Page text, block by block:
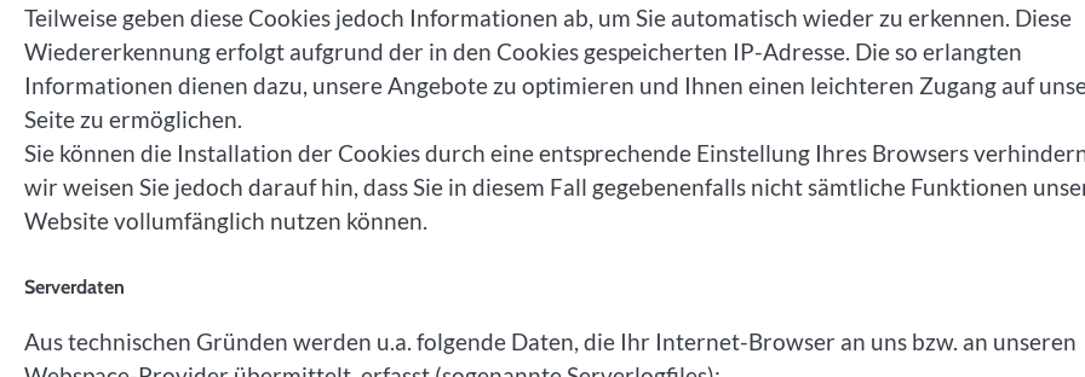
Teilweise geben diese Cookies jedoch Informationen ab, um Sie automatisch wieder zu erkennen. Diese
Wiedererkennung erfolgt aufgrund der in den Cookies gespeicherten IP-Adresse. Die so erlangten
Informationen dienen dazu, unsere Angebote zu optimieren und Ihnen einen leichteren Zugang auf
Seite zu ermöglichen.
Sie können die Installation der Cookies durch eine entsprechende Einstellung Ihres Browsers
wir weisen Sie jedoch darauf hin, dass Sie in diesem Fall gegebenenfalls nicht sämtliche Funktionen
Website vollumfänglich nutzen können.
Serverdaten
Aus technischen Gründen werden u.a. folgende Daten, die Ihr Internet-Browser an uns bzw. an unseren